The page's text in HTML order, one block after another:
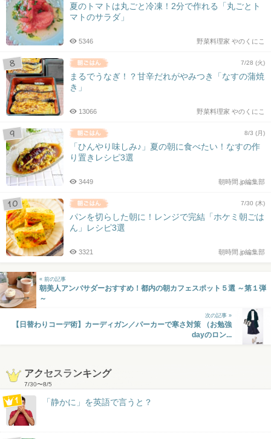
夏のトマトは丸ごと冷凍！2分で作れる「丸ごとト
マトのサラダ」
野菜料理家 やのくにこ
5346
7/28 (火)
まるでうなぎ！？甘辛だれがやみつき「なすの蒲焼
き」
野菜料理家 やのくにこ
13066
8/3 (月)
「ひんやり味しみ♪」夏の朝に食べたい！なすの作
り置きレシピ3選
朝時間.jp編集部
3449
7/30 (木)
パンを切らした朝に！レンジで完結「ホケミ朝ごは
ん」レシピ3選
朝時間.jp編集部
3321
« 前の記事
朝美人アンバサダーおすすめ！都内の朝カフェスポット５選 ～第１弾
～
次の記事 »
【日替わりコーデ術】カーディガン／パーカーで寒さ対策 （お勉強
dayのロン...
アクセスランキング
7/30〜8/5
「静かに」を英語で言うと？